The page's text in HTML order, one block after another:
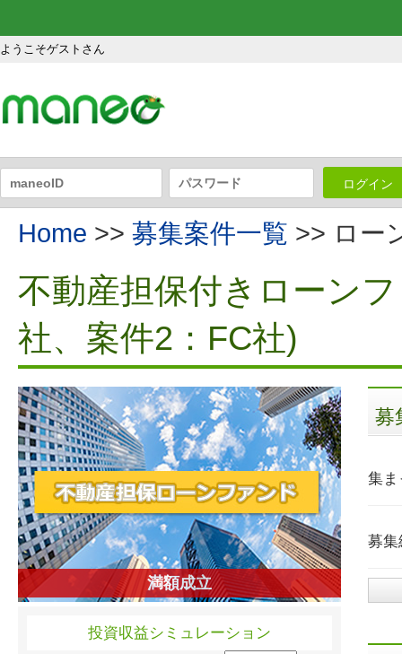
ようこそゲストさん
ログイン
Home >> 募集案件一覧 >> ロー
不動産担保付きローン
社、案件2：FC社)
満額成立
投資収益シミュレーション
募
集ま
募集